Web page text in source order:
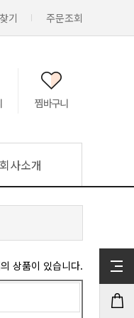
기 주문조회
회사소개
상품이 있습니다.